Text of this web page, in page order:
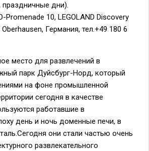
праздничные дни).
Promenade 10, LEGOLAND Discovery
Германия, тел.+49 180 6
место для развлечений в
парк Дуйсбург-Норд, который
на фоне промышленной
сегодня в качестве
работавшие в
день и ночь доменные печи, в
они стали частью очень
развлекательного